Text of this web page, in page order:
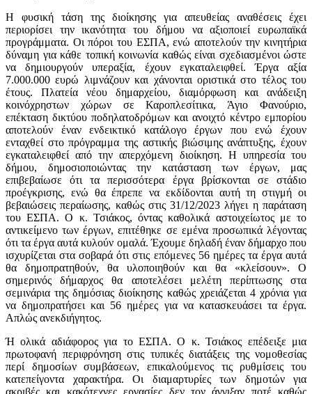
Η φυσική τάση της διοίκησης για απευθείας αναθέσεις έχει
περιορίσει την ικανότητα του δήμου να αξιοποιεί ευρωπαϊκά
προγράμματα. Οι πόροι του ΕΣΠΑ, ενώ αποτελούν την κινητήρια
δύναμη για κάθε τοπική κοινωνία καθώς είναι σχεδιασμένοι ώστε
να δημιουργούν υπεραξία, έχουν εγκαταλειφθεί. Έργα αξία
7.000.000 ευρώ λιμνάζουν και χάνονται οριστικά στο τέλος του
έτους. Πλατεία νέου δημαρχείου, διαμόρφωση και ανάδειξη
κοινόχρηστων χώρων σε Καροπλεσίτικα, Άγιο Φανούριο,
επέκταση δικτύου ποδηλατοδρόμων και ανοιχτό κέντρο εμπορίου
αποτελούν έναν ενδεικτικό κατάλογο έργων που ενώ έχουν
ενταχθεί στο πρόγραμμα της αστικής βιώσιμης ανάπτυξης, έχουν
εγκαταλειφθεί από την απερχόμενη διοίκηση. Η υπηρεσία του
δήμου, δημοσιοποιώντας την κατάσταση των έργων, μας
επιβεβαίωσε ότι τα περισσότερα έργα βρίσκονται σε στάδιο
προέγκρισης, ενώ θα έπρεπε να εκδίδονται αυτή τη στιγμή οι
βεβαιώσεις περαίωσης, καθώς στις 31/12/2023 λήγει η παράταση
του ΕΣΠΑ. Ο κ. Τσιάκος, όντας καθολικά αστοιχείωτος με το
αντικείμενο των έργων, επιτέθηκε σε εμένα προσωπικά λέγοντας
ότι τα έργα αυτά κυλούν ομαλά. Έχουμε δηλαδή έναν δήμαρχο που
ισχυρίζεται στα σοβαρά ότι στις επόμενες 56 ημέρες τα έργα αυτά
θα δημοπρατηθούν, θα υλοποιηθούν και θα «κλείσουν». Ο
σημερινός δήμαρχος θα αποτελέσει μελέτη περίπτωσης στα
σεμινάρια της δημόσιας διοίκησης καθώς χρειάζεται 4 χρόνια για
να δημοπρατήσει και 56 ημέρες για να κατασκευάσει τα έργα.
Απλώς ανεκδιήγητος.
Ή ολικά αδιάφορος για το ΕΣΠΑ. Ο κ. Τσιάκος επέδειξε μια
πρωτοφανή περιφρόνηση στις τυπικές διατάξεις της νομοθεσίας
περί δημοσίων συμβάσεων, επικαλούμενος τις ρυθμίσεις του
κατεπείγοντα χαρακτήρα. Οι διαμαρτυρίες των δημοτών για
ακριβές και κακότεχνες εργασίες δεν τον άγγιξαν ποτέ καθώς